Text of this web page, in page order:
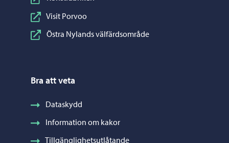
Visit Porvoo
Östra Nylands välfärdsområde
Bra att veta
Dataskydd
Information om kakor
Tillgänglighetsutlåtande